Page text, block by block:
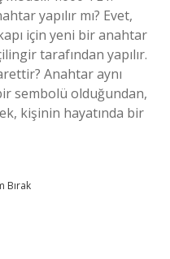
yapılır mı? Evet,
için yeni bir anahtar
tarafından yapılır.
Anahtar aynı
sembolü olduğundan,
kişinin hayatında bir
Bırak